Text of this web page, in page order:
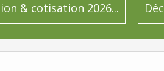
& cotisation 2026...